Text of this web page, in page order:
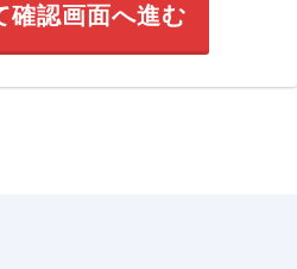
確認画面へ進む